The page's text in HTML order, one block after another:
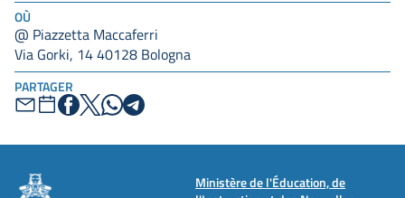
OÙ
@ Piazzetta Maccaferri
Via Gorki, 14 40128 Bologna
PARTAGER
Ministère de l'Éducation, de